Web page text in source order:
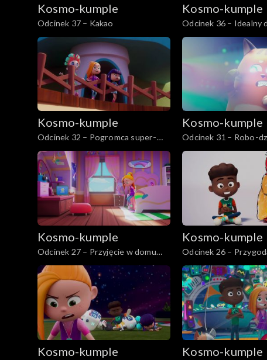
Kosmo-kumple
Odcinek 37 – Kakao
Kosmo-kumple
Odcinek 36 – Idealny
Kosmo-kumple
Odcinek 32 – Pogromca super-
gromady
Kosmo-kumple
Odcinek 31 – Robo-
Kosmo-kumple
Odcinek 27 – Przyjęcie w domu
Alice
Kosmo-kumple
Odcinek 26 –
Rysunek
Kosmo-kumple Kosmo-kumple